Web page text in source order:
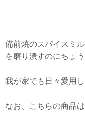
備前焼のスパイスミ
を磨り潰すのにちょ
我が家でも日々愛用し
なお、こちらの商品